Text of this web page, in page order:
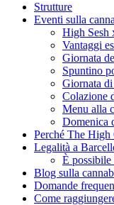
Strutture
Eventi sulla
High Sesh
Vantaggi
Giornata
Spuntino
Giornata
Colazione
Menu alla
Domenica
Perché The High
Legalità a
È possibile
Blog sulla
Domande
Come